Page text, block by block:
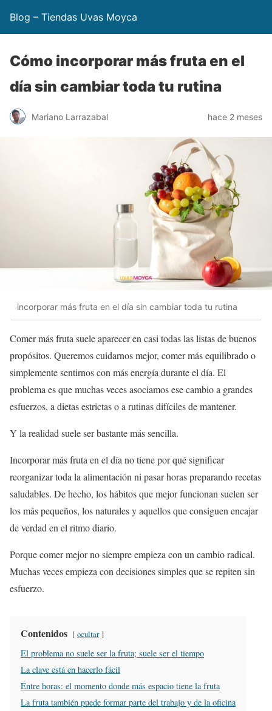
Blog – Tiendas Uvas Moyca
Cómo incorporar más fruta en el
día sin cambiar toda tu rutina
Mariano Larrazabal hace 2 meses
incorporar más fruta en el día sin cambiar toda tu rutina
Comer más fruta suele aparecer en casi todas las listas de buenos
propósitos. Queremos cuidarnos mejor, comer más equilibrado o
simplemente sentirnos con más energía durante el día. El
problema es que muchas veces asociamos ese cambio a grandes
esfuerzos, a dietas estrictas o a rutinas difíciles de mantener.
Y la realidad suele ser bastante más sencilla.
Incorporar más fruta en el día no tiene por qué significar
reorganizar toda la alimentación ni pasar horas preparando recetas
saludables. De hecho, los hábitos que mejor funcionan suelen ser
los más pequeños, los naturales y aquellos que consiguen encajar
de verdad en el ritmo diario.
Porque comer mejor no siempre empieza con un cambio radical.
Muchas veces empieza con decisiones simples que se repiten sin
esfuerzo.
Contenidos ocultar
El problema no suele ser la fruta; suele ser el tiempo
La clave está en hacerlo fácil
Entre horas: el momento donde más espacio tiene la fruta
La fruta también puede formar parte del trabajo y de la oficina